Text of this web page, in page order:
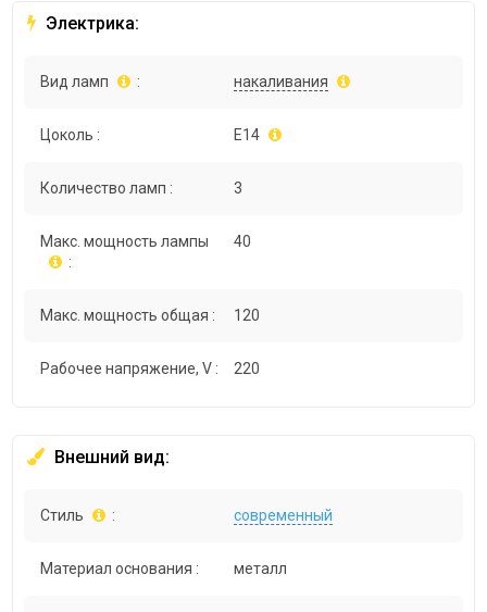
Электрика:
Вид ламп : накаливания
Цоколь : E14
Количество ламп : 3
Макс. мощность лампы
:
40
Макс. мощность общая : 120
Рабочее напряжение, V : 220
Внешний вид:
Стиль : современный
Материал основания : металл